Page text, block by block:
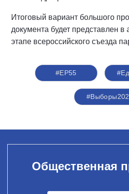
Итоговый вариант большого
документа будет представлен в
этапе всероссийского съезда
#ЕР55
Общественная